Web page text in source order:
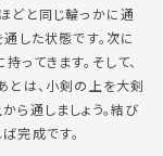
どと同じ輪っかに通
した状態です。次に
てきます。そして、
とは、小剣の上を大剣
ら通しましょう。結び
完成です。